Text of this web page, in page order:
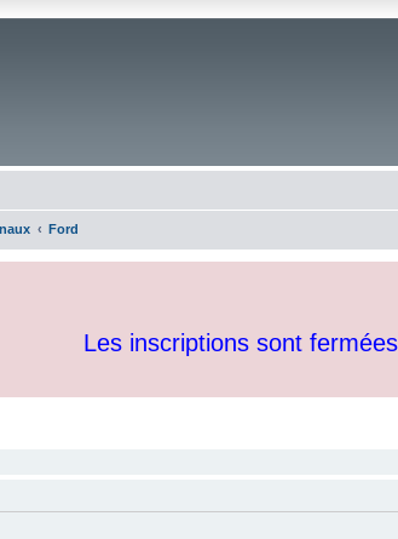
Ford
Les inscriptions sont fermées